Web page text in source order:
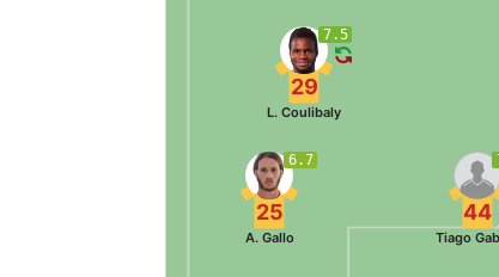
6.7
25
A. Gallo
44
Tiago
7.5
29
L. Coulibaly